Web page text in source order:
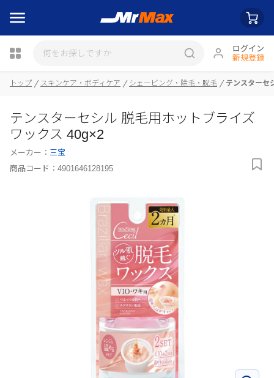
ログイン
新規登録
トップ スキンケア・ボディケア シェービング・除毛・脱毛 テンスターセ
テンスターセシル 脱毛用ホットブライズ
ワックス 40g×2
メーカー： 三宝
商品コード： 4901646128195